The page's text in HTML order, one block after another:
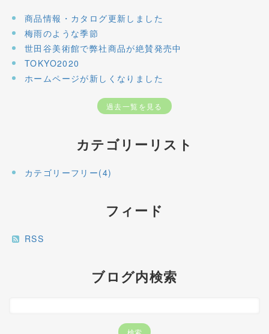
商品情報・カタログ更新しました
梅雨のような季節
世田谷美術館で弊社商品が絶賛発売中
TOKYO2020
ホームページが新しくなりました
過去一覧を見る
カテゴリーリスト
カテゴリーフリー(4)
フィード
RSS
ブログ内検索